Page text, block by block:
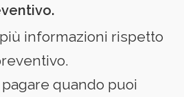
informazioni rispetto
quando puoi